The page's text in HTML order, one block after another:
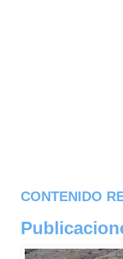
CONTENIDO